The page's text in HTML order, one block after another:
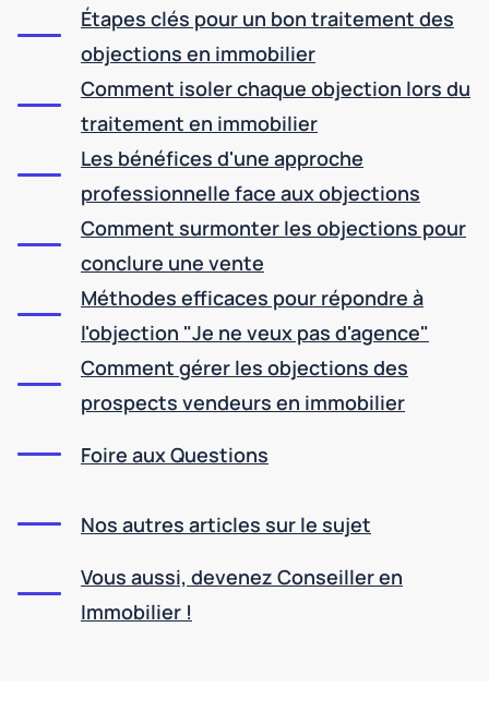
Étapes clés pour un bon traitement des
objections en immobilier
Comment isoler chaque objection lors du
traitement en immobilier
Les bénéfices d'une approche
professionnelle face aux objections
Comment surmonter les objections pour
conclure une vente
Méthodes efficaces pour répondre à
l'objection "Je ne veux pas d'agence"
Comment gérer les objections des
prospects vendeurs en immobilier
Foire aux Questions
Nos autres articles sur le sujet
Vous aussi, devenez Conseiller en
Immobilier !